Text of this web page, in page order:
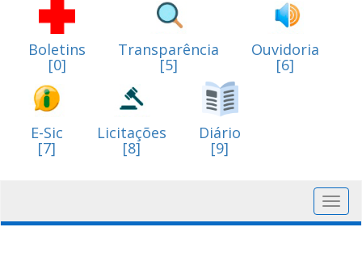
Boletins
[0]
Transparência
[5]
Ouvidoria
[6]
E-Sic
[7]
Licitações
[8]
Diário
[9]